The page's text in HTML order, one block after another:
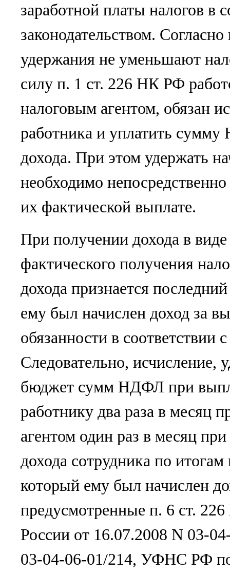
заработной платы налогов в
законодательством.
удержания не уменьшают
силу п. 1 ст. 226 НК РФ
налоговым агентом, обязан
работника и уплатить
дохода. При этом удержать
необходимо
их фактической выплате.
При получении дохода в
фактического получения
дохода признается
ему был начислен доход за
обязанности в соответствии
Следовательно, исчисление,
бюджет сумм НДФЛ при
работнику два раза в месяц
агентом один раз в месяц
дохода сотрудника по
который ему был начислен
предусмотренные п. 6 ст.
России от 16.07.2008 N 03-
03-04-06-01/214, УФНС РФ